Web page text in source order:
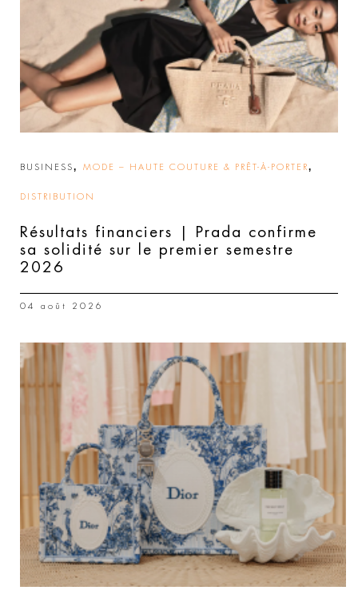
BUSINESS, MODE – HAUTE COUTURE & PRÊT-À-PORTER,
DISTRIBUTION
Résultats financiers | Prada confirme
sa solidité sur le premier semestre
2026
04 août 2026